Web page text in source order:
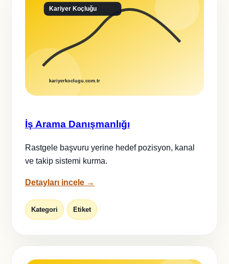
İş Arama Danışmanlığı
Rastgele başvuru yerine hedef pozisyon, kanal
ve takip sistemi kurma.
Detayları incele →
Kategori Etiket